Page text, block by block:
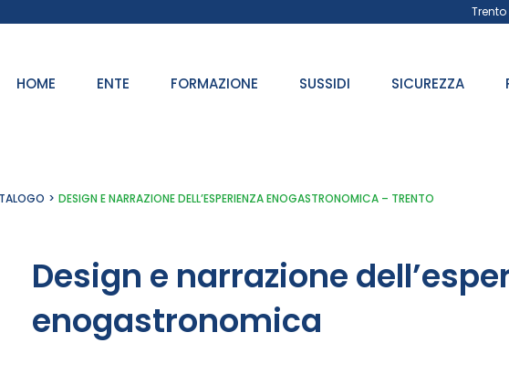
HOME ENTE FORMAZIONE SUSSIDI SICUREZZA
DESIGN E NARRAZIONE DELL’ESPERIENZA ENOGASTRONOMICA – TRENTO
Design e narrazione
enogastronomica